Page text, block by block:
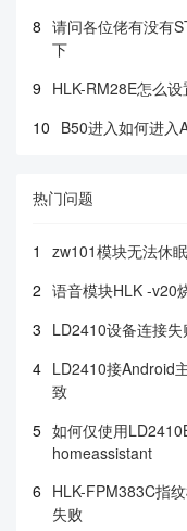
8 请问各位佬有没有
下
9 HLK-RM28E怎么
10 B50进入如何进入
热门问题
1
zw101模块无法休
2 语音模块HLK -v20
3 LD2410设备连接失
4 LD2410接Android
致
5 如何仅使用
homeassistant
6 HLK-FPM383C指
失败